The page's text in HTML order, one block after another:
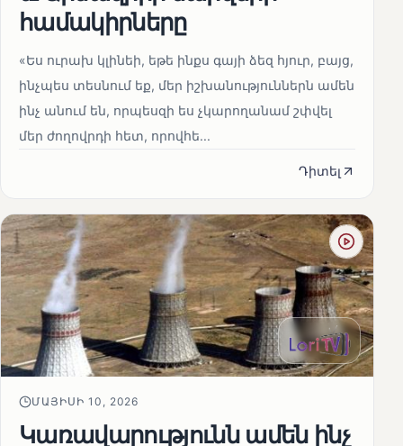
համակիրները
«Ես ուրախ կլինեի, եթե ինքս գայի ձեզ հյուր, բայց,
ինչպես տեսնում եք, մեր իշխանություններն ամեն
ինչ անում են, որպեսզի ես չկարողանամ շփվել
մեր ժողովրդի հետ, որովհե...
Դիտել
ՄԱՅԻՍԻ 10, 2026
Կառավարությունն ամեն ինչ